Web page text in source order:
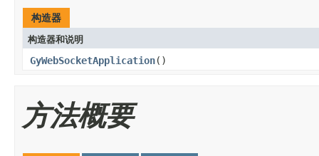
构造器
构造器和说明
GyWebSocketApplication()
方法概要